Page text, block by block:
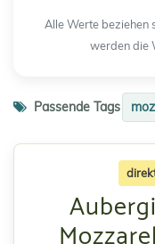
Alle Werte beziehen
werden die
Passende Tags